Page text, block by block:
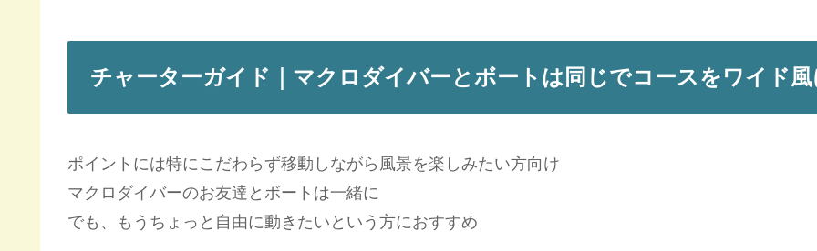
チャーターガイド｜ マクロダイバーとボートは同じでコースをワイド
ポイントには特にこだわらず移動しながら風景を楽しみたい方向け
マクロダイバーのお友達とボートは一緒に
でも、もうちょっと自由に動きたいという方におすすめ